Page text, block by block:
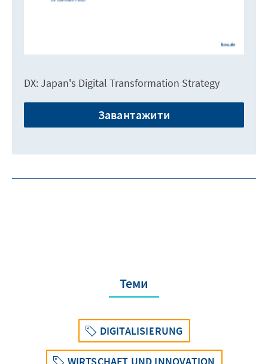
DX: Japan's Digital Transformation Strategy
Завантажити
Теми
DIGITALISIERUNG
WIRTSCHAFT UND INNOVATION